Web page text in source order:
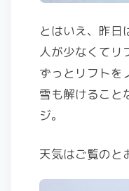
とはいえ、昨日
人が少なくてリ
ずっとリフトを
雪も解けること
ジ。
天気はご覧のと